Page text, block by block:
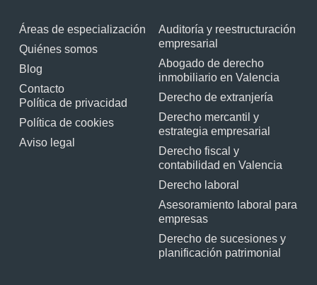
Áreas de especialización
Quiénes somos
Blog
Contacto
Política de privacidad
Política de cookies
Aviso legal
Auditoría y reestructuración
empresarial
Abogado de derecho
inmobiliario en Valencia
Derecho de extranjería
Derecho mercantil y
estrategia empresarial
Derecho fiscal y
contabilidad en Valencia
Derecho laboral
Asesoramiento laboral para
empresas
Derecho de sucesiones y
planificación patrimonial